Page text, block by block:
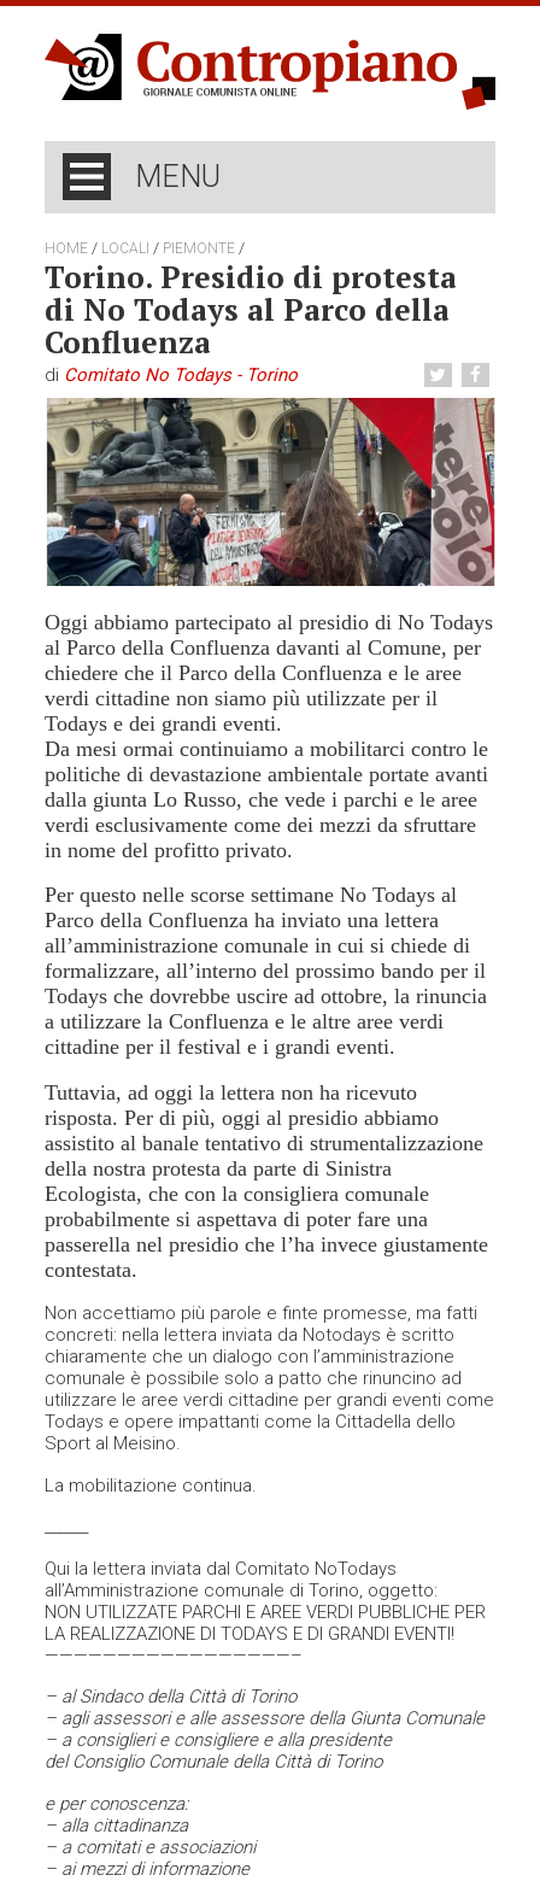
MENU
HOME / LOCALI / PIEMONTE /
Torino. Presidio di protesta
di No Todays al Parco della
Confluenza
di Comitato No Todays - Torino
Oggi abbiamo partecipato al presidio di No Todays
al Parco della Confluenza davanti al Comune, per
chiedere che il Parco della Confluenza e le aree
verdi cittadine non siamo più utilizzate per il
Todays e dei grandi eventi.
Da mesi ormai continuiamo a mobilitarci contro le
politiche di devastazione ambientale portate avanti
dalla giunta Lo Russo, che vede i parchi e le aree
verdi esclusivamente come dei mezzi da sfruttare
in nome del profitto privato.
Per questo nelle scorse settimane No Todays al
Parco della Confluenza ha inviato una lettera
all’amministrazione comunale in cui si chiede di
formalizzare, all’interno del prossimo bando per il
Todays che dovrebbe uscire ad ottobre, la rinuncia
a utilizzare la Confluenza e le altre aree verdi
cittadine per il festival e i grandi eventi.
Tuttavia, ad oggi la lettera non ha ricevuto
risposta. Per di più, oggi al presidio abbiamo
assistito al banale tentativo di strumentalizzazione
della nostra protesta da parte di Sinistra
Ecologista, che con la consigliera comunale
probabilmente si aspettava di poter fare una
passerella nel presidio che l’ha invece giustamente
contestata.
Non accettiamo più parole e finte promesse, ma fatti
concreti: nella lettera inviata da Notodays è scritto
chiaramente che un dialogo con l’amministrazione
comunale è possibile solo a patto che rinuncino ad
utilizzare le aree verdi cittadine per grandi eventi come
Todays e opere impattanti come la Cittadella dello
Sport al Meisino.
La mobilitazione continua.
Qui la lettera inviata dal Comitato NoTodays
all’Amministrazione comunale di Torino, oggetto:
NON UTILIZZATE PARCHI E AREE VERDI PUBBLICHE PER
LA REALIZZAZIONE DI TODAYS E DI GRANDI EVENTI!
—————————————————–
– al Sindaco della Città di Torino
– agli assessori e alle assessore della Giunta Comunale
– a consiglieri e consigliere e alla presidente
del Consiglio Comunale della Città di Torino
e per conoscenza:
– alla cittadinanza
– a comitati e associazioni
– ai mezzi di informazione